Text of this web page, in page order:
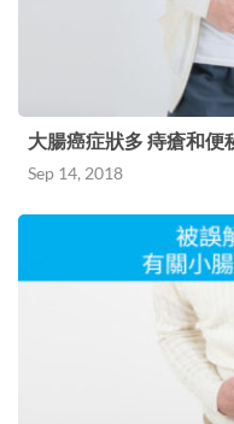
大腸癌症狀多 痔瘡和便
Sep 14, 2018